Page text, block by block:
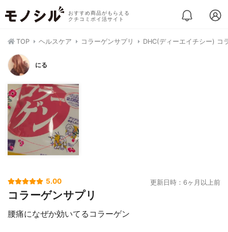
おすすめ商品がもらえる
クチコミポイ活サイト
TOP ヘルスケア コラーゲンサプリ DHC(ディーエイチシー) コ
にる
5.00 更新日時：6ヶ月以上前
コラーゲンサプリ
腰痛になぜか効いてるコラーゲン